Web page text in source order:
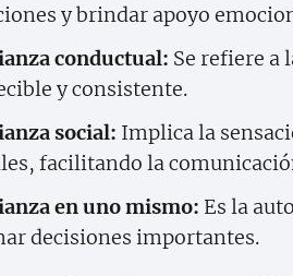
y brindar apoyo
conductual: Se refiere a
y consistente.
social: Implica la
facilitando la
en uno mismo: Es la
decisiones importantes.